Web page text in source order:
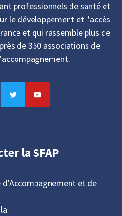
professionnels de santé et
le développement et l'accès
et qui rassemble plus de
de 350 associations de
la SFAP
d'Accompagnement et de